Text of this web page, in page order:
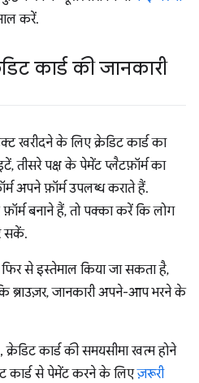
करें.
कार्ड की जानकारी
खरीदने के लिए क्रेडिट कार्ड का
तीसरे पक्ष के पेमेंट प्लैटफ़ॉर्म का
अपने फ़ॉर्म उपलब्ध कराते हैं.
बनाने हैं, तो पक्का करें कि लोग
सकें.
फिर से इस्तेमाल किया जा सकता है,
ब्राउज़र, जानकारी अपने-आप भरने के
, क्रेडिट कार्ड की समयसीमा खत्म होने
कार्ड से पेमेंट करने के लिएज़रूरी